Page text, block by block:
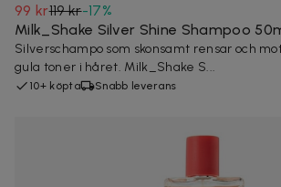
99 kr119 kr-17%
Milk_Shake Silver Shine Shampoo
Silverschampo som skonsamt rensar och
gula toner i håret. Milk_Shake S...
10+ köpta Snabb leverans